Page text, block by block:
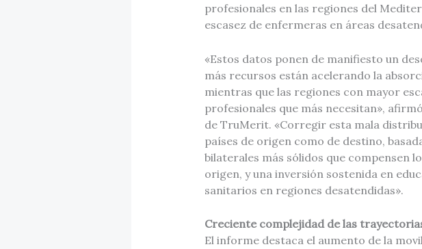
profesionales en las regiones del
escasez de enfermeras en áreas
«Estos datos ponen de manifiesto un
más recursos están acelerando la
mientras que las regiones con mayor
profesionales que más necesitan»,
de TruMerit. «Corregir esta mala
países de origen como de destino,
bilaterales más sólidos que compensen
origen, y una inversión sostenida en
sanitarios en regiones desatendidas».
Creciente complejidad de las
El informe destaca el aumento de la